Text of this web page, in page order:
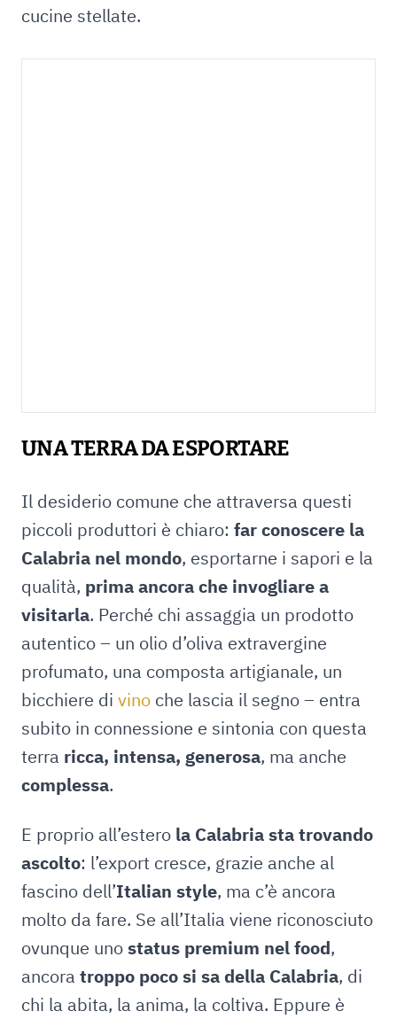
cucine stellate.
UNA TERRA DA ESPORTARE
Il desiderio comune che attraversa questi
piccoli produttori è chiaro: far conoscere la
Calabria nel mondo, esportarne i sapori e la
qualità, prima ancora che invogliare a
visitarla. Perché chi assaggia un prodotto
autentico – un olio d’oliva extravergine
profumato, una composta artigianale, un
bicchiere di vino che lascia il segno – entra
subito in connessione e sintonia con questa
terra ricca, intensa, generosa, ma anche
complessa.
E proprio all’estero la Calabria sta trovando
ascolto: l’export cresce, grazie anche al
fascino dell’Italian style, ma c’è ancora
molto da fare. Se all’Italia viene riconosciuto
ovunque unostatus premium nel food,
ancora troppo poco si sa della Calabria, di
chi la abita, la anima, la coltiva. Eppure è